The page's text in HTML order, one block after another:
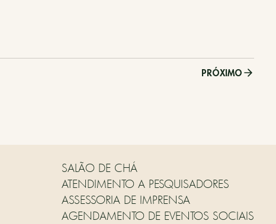
PRÓXIMO
SALÃO DE CHÁ
ATENDIMENTO A PESQUISADORES
ASSESSORIA DE IMPRENSA
AGENDAMENTO DE EVENTOS SOCIAIS